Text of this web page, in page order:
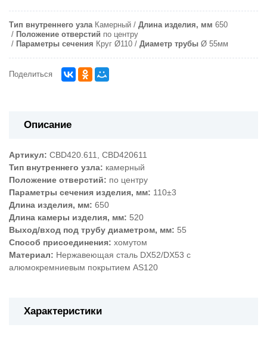
Тип внутреннего узла Камерный Длина изделия, мм 650
Положение отверстий по центру
Параметры сечения Круг Ø110 Диаметр трубы Ø 55мм
Поделиться
Описание
Артикул: CBD420.611, CBD420611
Тип внутреннего узла: камерный
Положение отверстий: по центру
Параметры сечения изделия, мм: 110±3
Длина изделия, мм: 650
Длина камеры изделия, мм: 520
Выход/вход под трубу диаметром, мм: 55
Способ присоединения: хомутом
Материал: Нержавеющая сталь DX52/DX53 с
алюмокремниевым покрытием AS120
Характеристики